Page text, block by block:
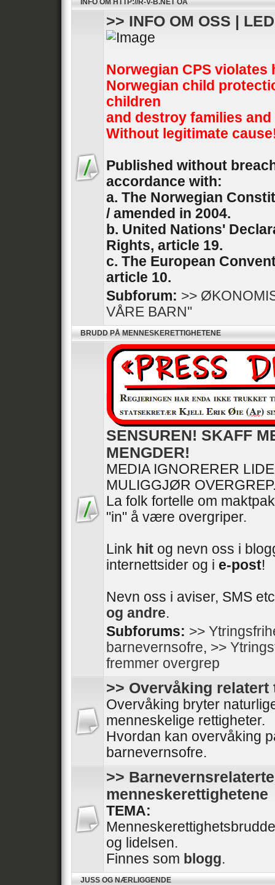
INFO OM HTTP://R-V-B.NET OA
>> INFO OM OSS |
Norwegian CPS violates
Norwegian child
children
and destroy families
Without legitimate
Published without
accordance with:
a. The Norwegian
/ amended in 2004.
b. United Nations'
Rights, article 19.
c. The European
article 10.
Subforum: >>
VÅRE BARN''
BRUDD PÅ MENNESKERETTIGHETENE
SENSUREN! SKAFF
MENGDER!
MEDIA IGNORERER
MULIGGJØR
La folk fortelle om
"in" å være overgriper.
Link hit og nevn oss i
internettsider og i e-post!
Nevn oss i aviser, SMS
og andre.
Subforums: >>
barnevernsofre, >>
fremmer overgrep
>> Overvåking
Overvåking bryter
menneskelige rettigheter.
Hvordan kan overvåking
barnevernsofre.
>>
menneskerettighetene
TEMA:
og lidelsen.
Finnes som blogg.
JUSS OG NÆRLIGGENDE